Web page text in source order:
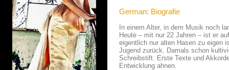
German: Biografie
In einem Alter, in dem Musik noch
Heute – mit nur 22 Jahren – ist er
eigentlich nur alten Hasen zu eigen
Jugend zurück. Damals schon
Schreibstift. Erste Texte und
Entwicklung ahnen.